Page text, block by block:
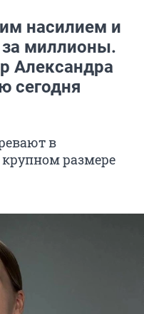
насилием и
миллионы.
Александра
сегодня
в
размере